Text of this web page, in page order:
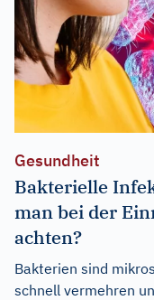
Gesundheit
Bakterielle
man bei der
achten?
Bakterien sind
schnell vermehren